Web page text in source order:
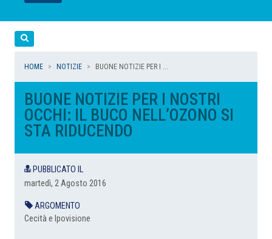
LEGGI
LEGGI
LEGGI
LEGGI
HOME NOTIZIE BUONE NOTIZIE PER I ...
BUONE NOTIZIE PER I NOSTRI
OCCHI: IL BUCO NELL’OZONO SI
STA RIDUCENDO
PUBBLICATO IL
martedì, 2 Agosto 2016
ARGOMENTO
Cecità e Ipovisione